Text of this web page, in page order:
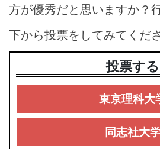
方が優秀だと思いますか？
下から投票をしてみてくだ
投票する
東京理科大
同志社大